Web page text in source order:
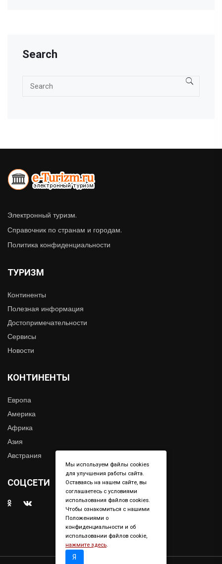
Search
Электронный туризм.
Справочник по странам и городам.
Политика конфиденциальности
ТУРИЗМ
Континенты
Полезная информация
Достопримечательности
Сервисы
Новости
КОНТИНЕНТЫ
Европа
Америка
Африка
Азия
Австрания
СОЦСЕТИ
Мы используем файлы cookies
для улучшения работы сайта.
Оставаясь на нашем сайте, вы
соглашаетесь с условиями
использования файлов cookies.
Чтобы ознакомиться с нашими
Положениями о
конфиденциальности и об
использовании файлов cookie,
нажмите здесь.
Я